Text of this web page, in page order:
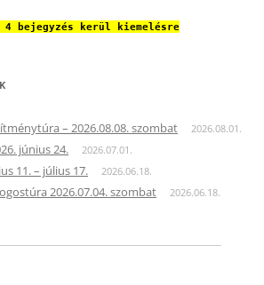
bejegyzés kerül kiemelésre
– 2026.08.08. szombat 2026.08.01.
június 24. 2026.07.01.
11. – július 17. 2026.06.18.
2026.07.04. szombat 2026.06.18.